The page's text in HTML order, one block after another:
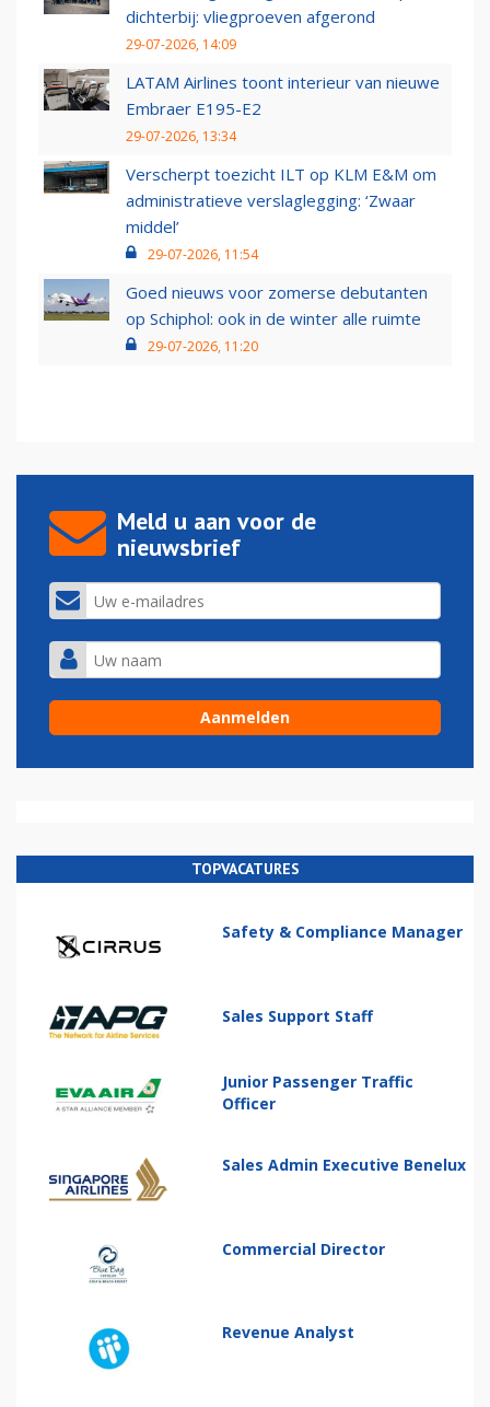
dichterbij: vliegproeven afgerond
29-07-2026, 14:09
LATAM Airlines toont interieur van nieuwe
Embraer E195-E2
29-07-2026, 13:34
Verscherpt toezicht ILT op KLM E&M om
administratieve verslaglegging: ‘Zwaar
middel’
29-07-2026, 11:54
Goed nieuws voor zomerse debutanten
op Schiphol: ook in de winter alle ruimte
29-07-2026, 11:20
Meld u aan voor de
nieuwsbrief
TOPVACATURES
Safety & Compliance Manager
Sales Support Staff
Junior Passenger Traffic
Officer
Sales Admin Executive Benelux
Commercial Director
Revenue Analyst